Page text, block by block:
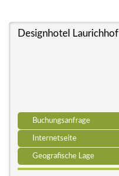
Designhotel Laurichhof
Buchungsanfrage
Internetseite
Geografische Lage